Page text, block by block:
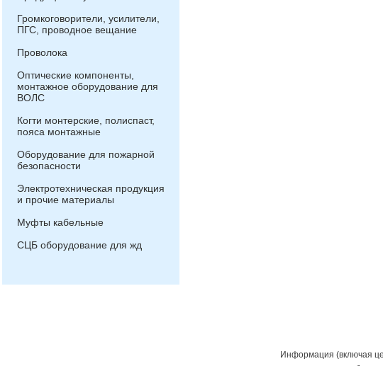
Громкоговорители, усилители,
ПГС, проводное вещание
Проволока
Оптические компоненты,
монтажное оборудование для
ВОЛС
Когти монтерские, полиспаст,
пояса монтажные
Оборудование для пожарной
безопасности
Электротехническая продукция
и прочие материалы
Муфты кабельные
СЦБ оборудование для жд
Информация (включая